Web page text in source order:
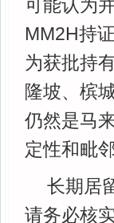
可能认为
MM2H持
为获批持
隆坡、槟
仍然是马
定性和毗
长期居
请务必核